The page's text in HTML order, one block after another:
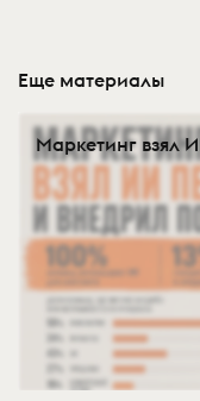
Еще материалы
Маркетинг взял